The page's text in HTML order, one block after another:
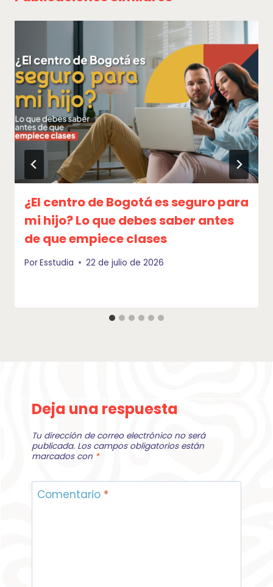
¿El centro de Bogotá es seguro para
mi hijo? Lo que debes saber antes
de que empiece clases
PorEsstudia 22 de julio de 2026
Deja una respuesta
Tu dirección de correo electrónico no será
publicada. Los campos obligatorios están
marcados con *
Comentario *